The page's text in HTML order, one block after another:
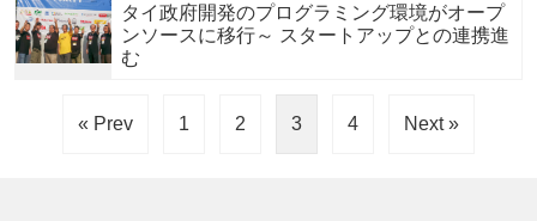
タイ政府開発のプログラミング環境がオープ
ンソースに移行～ スタートアップとの連携進
む
« Prev 1 2 3 4 Next »